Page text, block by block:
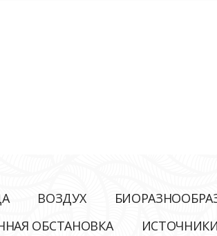
ВОЗДУХ
ОБСТАНОВКА